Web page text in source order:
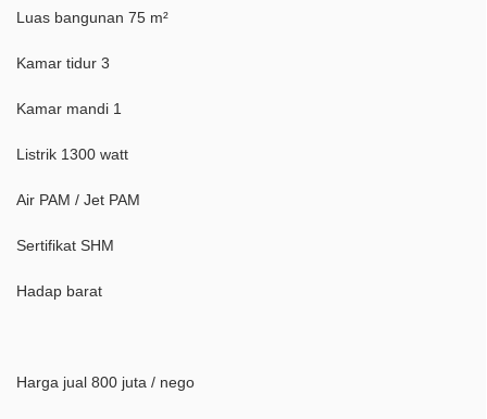
Luas bangunan 75 m²
Kamar tidur 3
Kamar mandi 1
Listrik 1300 watt
Air PAM / Jet PAM
Sertifikat SHM
Hadap barat
Harga jual 800 juta / nego